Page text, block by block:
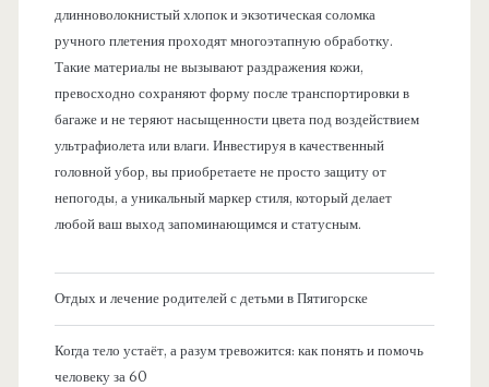
длинноволокнистый хлопок и экзотическая соломка
ручного плетения проходят многоэтапную обработку.
Такие материалы не вызывают раздражения кожи,
превосходно сохраняют форму после транспортировки в
багаже и не теряют насыщенности цвета под воздействием
ультрафиолета или влаги. Инвестируя в качественный
головной убор, вы приобретаете не просто защиту от
непогоды, а уникальный маркер стиля, который делает
любой ваш выход запоминающимся и статусным.
Отдых и лечение родителей с детьми в Пятигорске
Когда тело устаёт, а разум тревожится: как понять и помочь
человеку за 60